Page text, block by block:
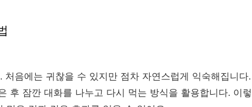
처음에는 귀찮을 수 있지만 점차 자연스럽게 익숙해집니다.
후 잠깐 대화를 나누고 다시 먹는 방식을 활용합니다. 이렇